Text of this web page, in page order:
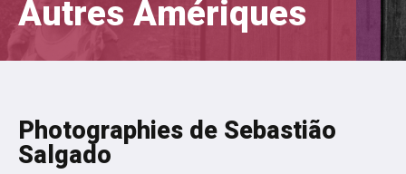
Autres Amériques
Photographies de Sebastião
Salgado